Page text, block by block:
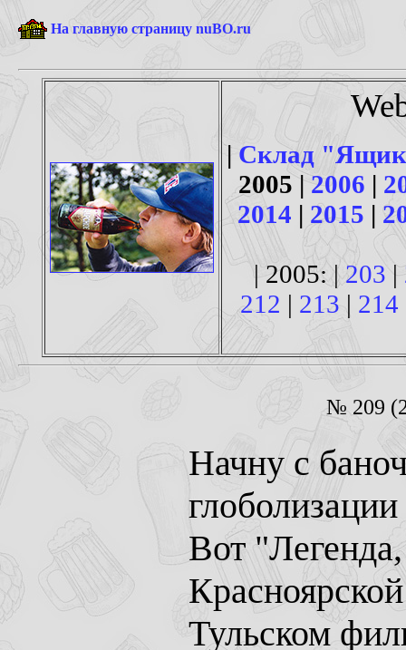
На главную страницу nuBO.ru
| Склад
2005 |2006 |
2014 | 2015 |
| 2005: | 203 |
212 | 213 | 214
№ 209
Начну с
Вот
Тульском